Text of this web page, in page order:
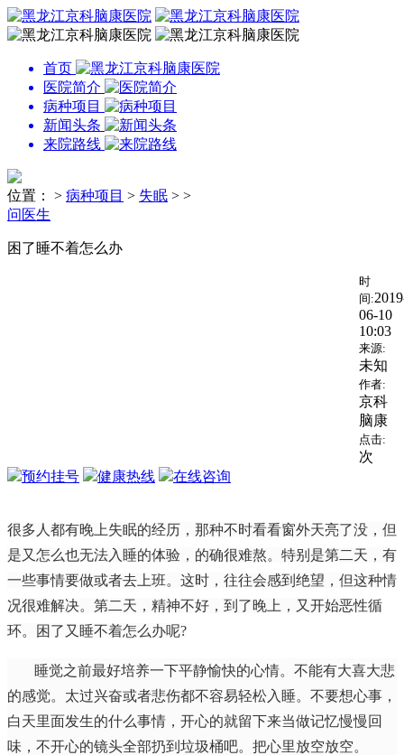
首页
医院简介
病种项目
新闻头条
来院路线
位置： > 病种项目 > 失眠 > >
问医生
困了睡不着怎么办
时
间:
06-10
10:03
来源:
未知
作者:
京科
脑康
点击:
次
预约挂号
健康热线 在线咨询
很多人都有晚上失眠的经历，那种不时看看窗外天亮了没，但
是又怎么也无法入睡的体验，的确很难熬。特别是第二天，有
一些事情要做或者去上班。这时，往往会感到绝望，但这种情
况很难解决。第二天，精神不好，到了晚上，又开始恶性循
环。困了又睡不着怎么办呢?
睡觉之前最好培养一下平静愉快的心情。不能有大喜大悲
的感觉。太过兴奋或者悲伤都不容易轻松入睡。不要想心事，
白天里面发生的什么事情，开心的就留下来当做记忆慢慢回
味，不开心的镜头全部扔到垃圾桶吧。把心里放空放空。